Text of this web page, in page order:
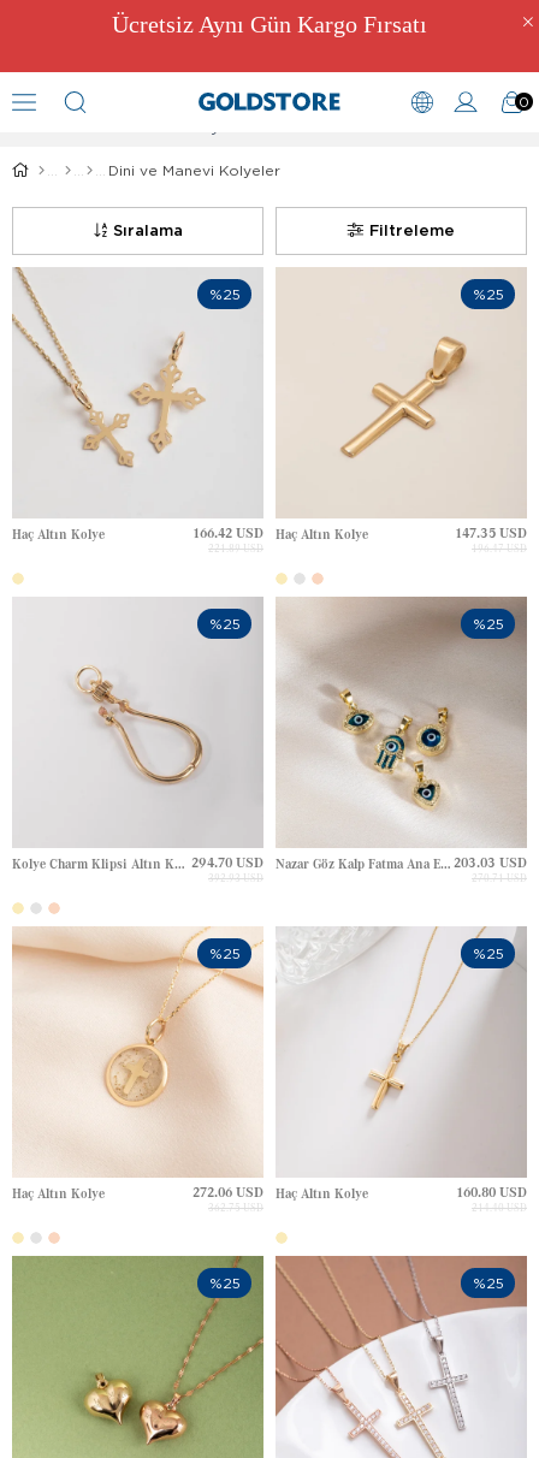
Ücretsiz Aynı Gün Kargo Fırsatı
0
Dini Motifli Kolye Modelleri
Dini ve Manevi Kolyeler
Filtreleme
Sıralama
Haç Altın Kolye 166.42 USD
221.89 USD
%25
Haç Altın Kolye 147.35 USD
196.47 USD
%25
Kolye Charm Klipsi Altın Kolye 294.70 USD
392.93 USD
%25
Nazar Göz Kalp Fatma Ana Eli Anahtar Altın Kolye 203.03 USD
270.71 USD
%25
Haç Altın Kolye 272.06 USD
362.75 USD
%25
Haç Altın Kolye 160.80 USD
214.40 USD
%25
%25 %25